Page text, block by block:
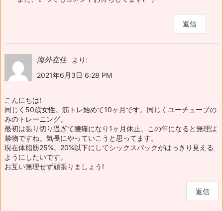
返信
海外在住
より:
2021年6月3日 6:28 PM
こんにちは!
同じく50歳女性。筋トレ始めて10ヶ月です。同じくユーチューブの
みのトレーニング。
最初は張り切り過ぎて腰痛になり1ヶ月休止。この年になると無理は
禁物ですね。気長にやっていこうと思ってます。
現在体脂肪25%。20%以下にしてシックスパックがはっきり見える
ようにしたいです。
お互い無理せず頑張りましょう!
返信